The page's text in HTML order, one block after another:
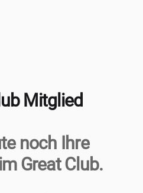
Mitglied
noch Ihre
Great Club.